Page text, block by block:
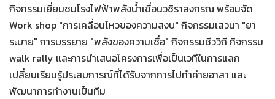
กิจกรรมเยี่ยมชมโรงไฟฟ้าพลังน้ำเขื่อนวชิราลงกรณ พร้อมจัด
Work shop "การเคลื่อนไหวของความสงบ" กิจกรรมเสวนา "ยา
ระบาย" การบรรยาย "พลังของความเชื่อ" กิจกรรมชีววิถี กิจกรรม
walk rally และการนำเสนอโครงการเพื่อเป็นเวทีในการแลก
เปลี่ยนเรียนรู้ประสบการณ์ที่ได้รับจากการไปทำค่ายอาสา และ
พัฒนาการทำงานเป็นทีม